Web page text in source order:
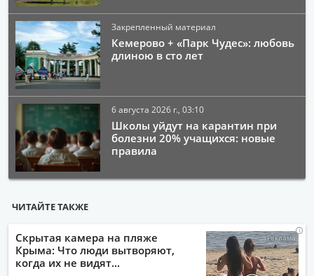
Закрепленный материал
Кемерово + «Парк Чудес»: любовь
длиною в сто лет
6 августа 2026 г., 03:10
Школы уйдут на карантин при
болезни 20% учащихся: новые
правила
ЧИТАЙТЕ ТАКЖЕ
i
Скрытая камера на пляже
Крыма: Что люди вытворяют,
когда их не видят...
iii